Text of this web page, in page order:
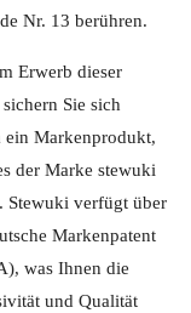
Nr. 13 berühren.
Erwerb dieser
Sie sich
ein Markenprodukt,
der Marke stewuki
Stewuki verfügt über
Markenpatent
was Ihnen die
und Qualität